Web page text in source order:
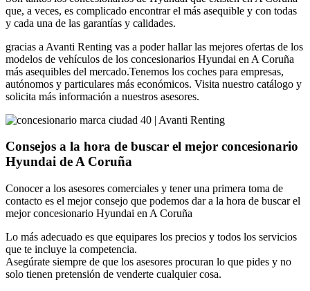
que, a veces, es complicado encontrar el más asequible y con todas
y cada una de las garantías y calidades.
gracias a Avanti Renting vas a poder hallar las mejores ofertas de los
modelos de vehículos de los concesionarios Hyundai en A Coruña
más asequibles del mercado.Tenemos los coches para empresas,
autónomos y particulares más económicos. Visita nuestro catálogo y
solicita más información a nuestros asesores.
Consejos a la hora de buscar el mejor concesionario
Hyundai de A Coruña
Conocer a los asesores comerciales y tener una primera toma de
contacto es el mejor consejo que podemos dar a la hora de buscar el
mejor concesionario Hyundai en A Coruña
Lo más adecuado es que equipares los precios y todos los servicios
que te incluye la competencia.
Asegúrate siempre de que los asesores procuran lo que pides y no
solo tienen pretensión de venderte cualquier cosa.